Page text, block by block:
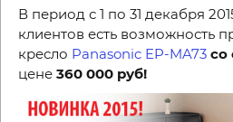
В период с 1 по 31 декабря
клиентов есть возможность
кресло Panasonic EP-MA73 со
цене 360 000 руб!